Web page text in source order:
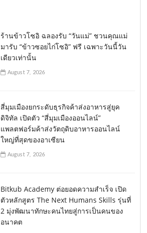
ร้านข้าวโซอิ ฉลองรับ “วันแม่” ชวนคุณแม่
มารับ “ข้าวซอยไก่โซอิ” ฟรี เฉพาะวันนี้วัน
เดียวเท่านั้น
August 7, 2026
สี่มุมเมืองยกระดับธุรกิจค้าส่งอาหารสู่ยุค
ดิจิทัล เปิดตัว “สี่มุมเมืองออนไลน์”
แพลตฟอร์มค้าส่งวัตถุดิบอาหารออนไลน์
ใหญ่ที่สุดของอาเซียน
August 7, 2026
Bitkub Academy ต่อยอดความสำเร็จ เปิด
ตัวหลักสูตร The Next Humans Skills รุ่นที่
2 มุ่งพัฒนาทักษะคนไทยสู่การเป็นคนของ
อนาคต